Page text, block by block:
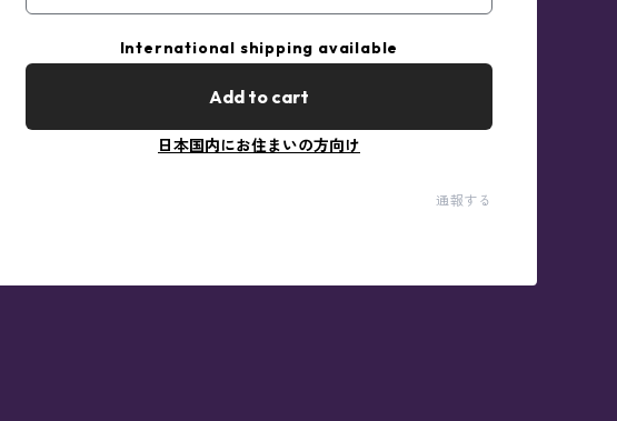
International shipping available
Add to cart
日本国内にお住まいの方向け
通報する